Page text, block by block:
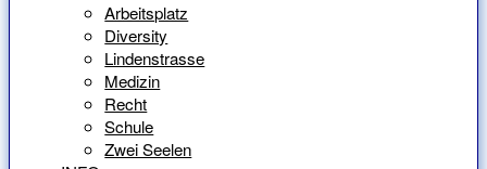
Arbeitsplatz
Diversity
Lindenstrasse
Medizin
Recht
Schule
Zwei Seelen